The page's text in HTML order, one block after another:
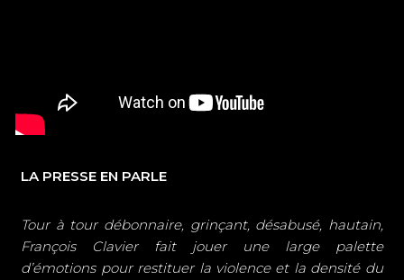
LA PRESSE EN PARLE
Tour à tour débonnaire, grinçant, désabusé, hautain,
François Clavier fait jouer une large palette
d’émotions pour restituer la violence et la densité du